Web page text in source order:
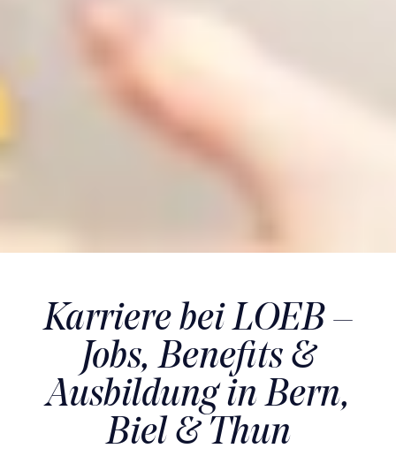
Karriere bei LOEB –
Jobs, Benefits &
Ausbildung in Bern,
Biel & Thun